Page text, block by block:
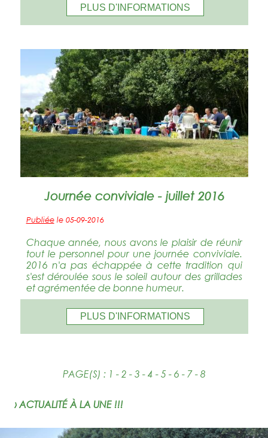
PLUS D'INFORMATIONS
Journée conviviale - juillet 2016
Publiéele 05-09-2016
Chaque année, nous avons le plaisir de réunir
tout le personnel pour une journée conviviale.
2016 n'a pas échappée à cette tradition qui
s'est déroulée sous le soleil autour des grillades
et agrémentée de bonne humeur.
PLUS D'INFORMATIONS
PAGE(S) : 1 - 2 - 3 - 4 - 5- 6 - 7- 8
› ACTUALITÉ À LA UNE !!!